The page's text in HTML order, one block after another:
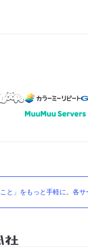
と」をもっと手軽に。各